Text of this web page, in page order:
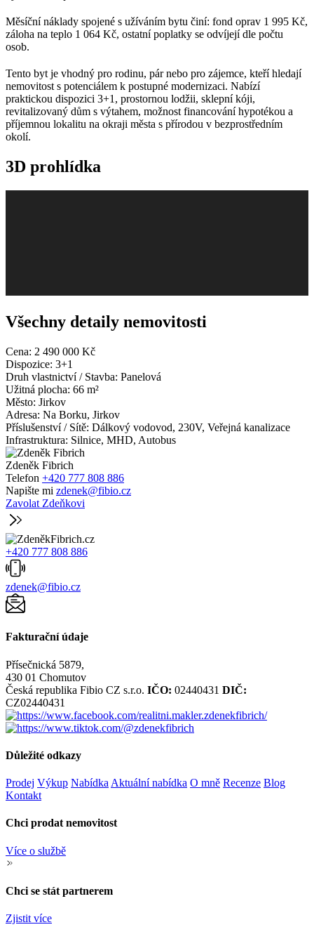
Měsíční náklady spojené s užíváním bytu činí: fond oprav 1 995 Kč,
záloha na teplo 1 064 Kč, ostatní poplatky se odvíjejí dle počtu
osob.
Tento byt je vhodný pro rodinu, pár nebo pro zájemce, kteří hledají
nemovitost s potenciálem k postupné modernizaci. Nabízí
praktickou dispozici 3+1, prostornou lodžii, sklepní kóji,
revitalizovaný dům s výtahem, možnost financování hypotékou a
příjemnou lokalitu na okraji města s přírodou v bezprostředním
okolí.
3D prohlídka
Všechny detaily nemovitosti
Cena: 2 490 000 Kč
Dispozice: 3+1
Druh vlastnictví / Stavba: Panelová
Užitná plocha: 66 m²
Město: Jirkov
Adresa: Na Borku, Jirkov
Příslušenství / Sítě: Dálkový vodovod, 230V, Veřejná kanalizace
Infrastruktura: Silnice, MHD, Autobus
Zdeněk Fibrich
Telefon +420 777 808 886
Napište mi zdenek@fibio.cz
Zavolat Zdeňkovi
+420 777 808 886
zdenek@fibio.cz
Fakturační údaje
Přísečnická 5879,
430 01 Chomutov
Česká republika Fibio CZ s.r.o. IČO: 02440431 DIČ:
CZ02440431
Důležité odkazy
Prodej Výkup Nabídka Aktuální nabídka O mně Recenze Blog
Kontakt
Chci prodat nemovitost
Více o službě
Chci se stát partnerem
Zjistit více